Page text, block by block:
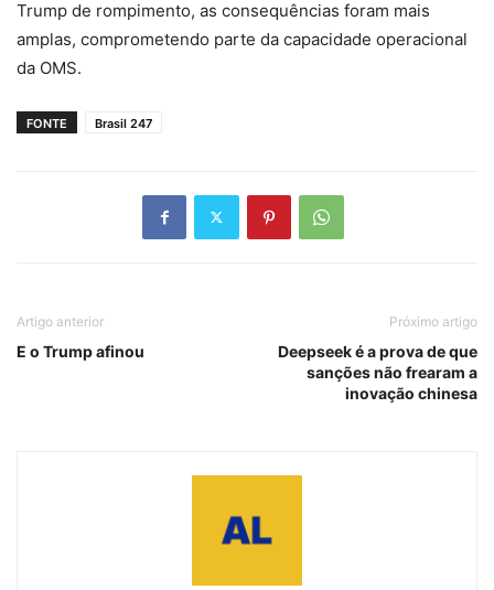
Trump de rompimento, as consequências foram mais
amplas, comprometendo parte da capacidade operacional
da OMS.
FONTE Brasil 247
Artigo anterior
E o Trump afinou
Próximo artigo
Deepseek é a prova de que
sanções não frearam a
inovação chinesa